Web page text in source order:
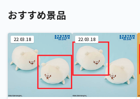
おすすめ景品
22.03.18 22.03.18